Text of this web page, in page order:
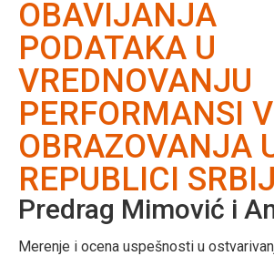
OBAVIJANJA
PODATAKA U
VREDNOVANJU
PERFORMANSI
OBRAZOVANJA
REPUBLICI
Predrag Mimović i
Merenje i ocena uspešnosti u